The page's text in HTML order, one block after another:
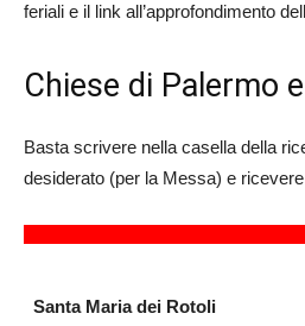
feriali e il link all’approfondimento
Chiese di Palermo
Basta scrivere nella casella della
desiderato (per la Messa) e
Santa Maria dei Rotoli